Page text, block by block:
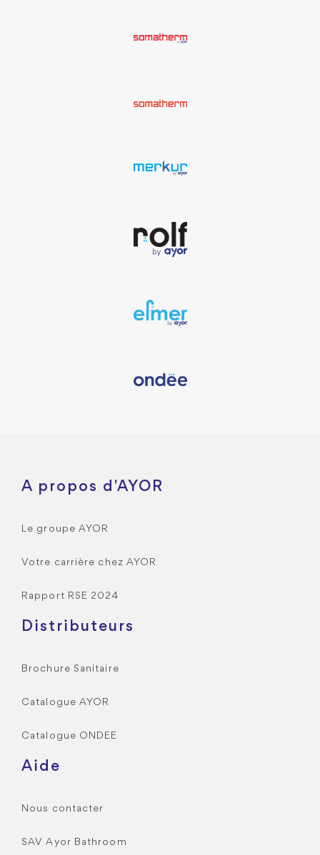
A propos d'AYOR
Le groupe AYOR
Votre carrière chez AYOR
Rapport RSE 2024
Distributeurs
Brochure Sanitaire
Catalogue AYOR
Catalogue ONDEE
Aide
Nous contacter
SAV Ayor Bathroom